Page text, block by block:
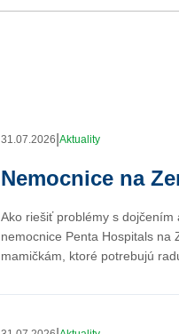
31.07.2026 Aktuality
Nemocnice na
Ako riešiť problémy s dojčením
nemocnice Penta Hospitals na
mamičkám, ktoré potrebujú